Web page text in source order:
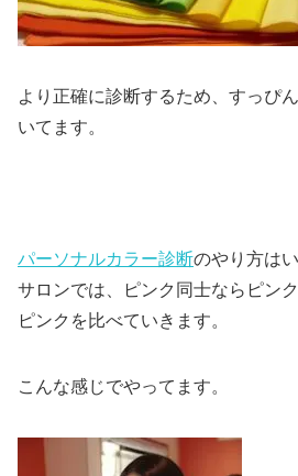
より正確に診断するため、すっぴ
いてます。
パーソナルカラー診断のやり方は
サロンでは、ピンク同士ならピン
ピンクを比べていきます。
こんな感じでやってます。